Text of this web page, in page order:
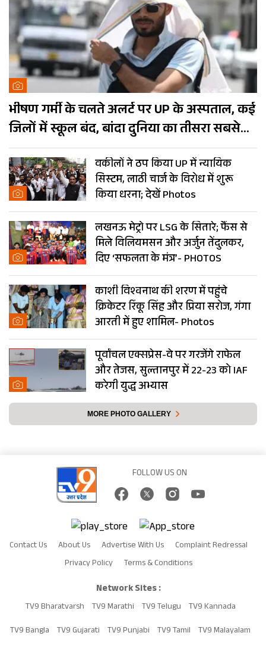
भीषण गर्मी के चलते अलर्ट पर UP के अस्पताल, कई
जिलों में स्कूल बंद, बांदा दुनिया का तीसरा सबसे
गर्म शहर
वकीलों ने ठप किया UP में न्यायिक
सिस्टम, लाठी चार्ज के विरोध में शुरू
किया धरना; देखें Photos
लखनऊ मेट्रो पर LSG के सितारे; फैंस से
मिले विलियमसन और अर्जुन तेंदुलकर,
दिए ‘सफलता के मंत्र’- PHOTOS
काशी विश्वनाथ की शरण में पहुंचे
क्रिकेटर रिंकू सिंह और प्रिया सरोज, गंगा
आरती में हुए शामिल- Photos
पूर्वांचल एक्सप्रेस-वे पर गरजेंगे राफेल
और तेजस, सुल्तानपुर में 22-23 को IAF
करेगी युद्ध अभ्यास
MORE PHOTO GALLERY
FOLLOW US ON
Contact Us About Us Advertise With Us
Complaint Redressal
Privacy Policy
Terms & Conditions
Network Sites :
TV9 Bharatvarsh TV9 Marathi TV9 Telugu TV9 Kannada
TV9 Bangla TV9 Gujarati TV9 Punjabi TV9 Tamil TV9 Malayalam